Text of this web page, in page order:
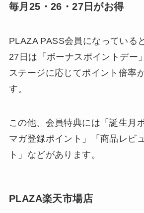
毎月25・26・27日がお得
PLAZA PASS会員になっている
27日は「ボーナスポイントデー
ステージに応じてポイント倍率
す。
この他、会員特典には「誕生月
マガ登録ポイント」「商品レビ
ト」などがあります。
PLAZA楽天市場店